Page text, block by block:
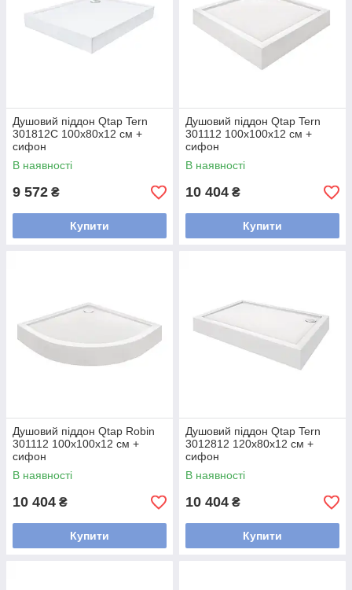
Душовий піддон Qtap Tern
301812C 100x80x12 см +
сифон
В наявності
9 572 ₴
Купити
Душовий піддон Qtap Tern
301112 100x100x12 см +
сифон
В наявності
10 404 ₴
Купити
Душовий піддон Qtap Robin
301112 100x100x12 см +
сифон
В наявності
10 404 ₴
Купити
Душовий піддон Qtap Tern
3012812 120x80x12 см +
сифон
В наявності
10 404 ₴
Купити